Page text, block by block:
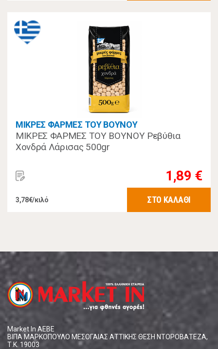
ΜΙΚΡΕΣ ΦΑΡΜΕΣ ΤΟΥ ΒΟΥΝΟΥ
ΜΙΚΡΕΣ ΦΑΡΜΕΣ ΤΟΥ ΒΟΥΝΟΥ Ρεβύθια
Χονδρά Λάρισας 500gr
1,89 €
3,78€/κιλό ΣΤΟ ΚΑΛΑΘΙ
Market In ΑΕΒΕ
ΒΙΠΑ ΜΑΡΚΟΠΟΥΛΟ ΜΕΣΟΓΑΙΑΣ ΑΤΤΙΚΗΣ ΘΕΣΗ ΝΤΟΡΟΒΑΤΕΖΑ,
Τ.Κ. 19003